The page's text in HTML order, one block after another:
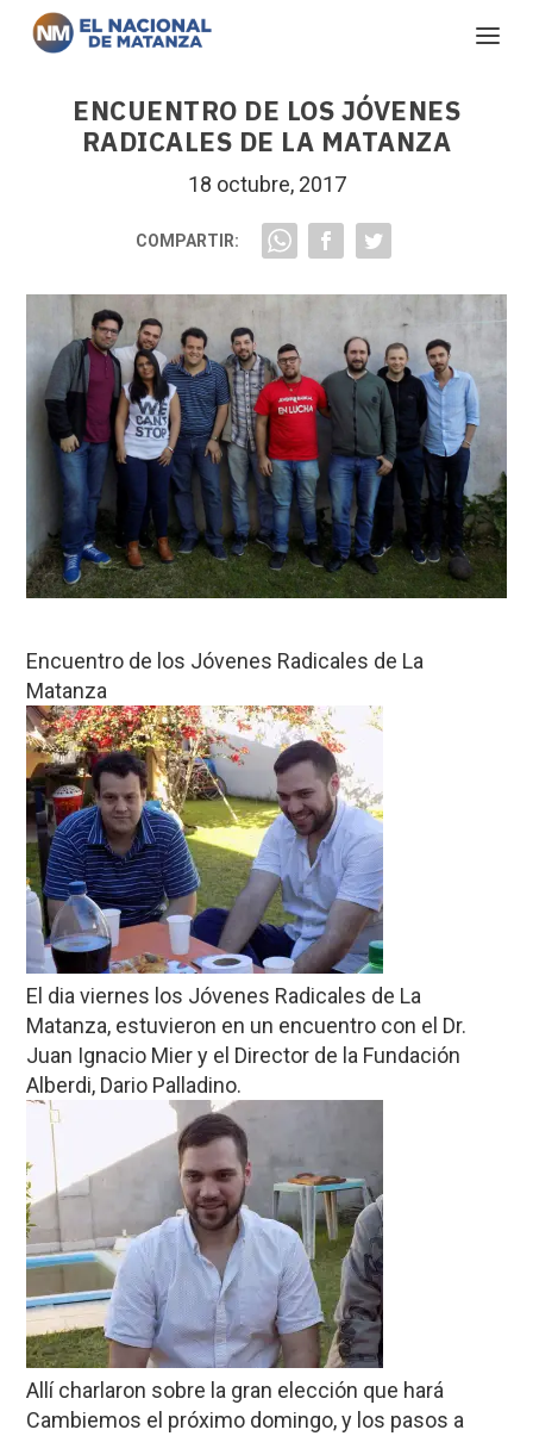
ENCUENTRO DE LOS JÓVENES
RADICALES DE LA MATANZA
18 octubre, 2017
COMPARTIR:
Encuentro de los Jóvenes Radicales de La
Matanza
El dia viernes los Jóvenes Radicales de La
Matanza, estuvieron en un encuentro con el Dr.
Juan Ignacio Mier y el Director de la Fundación
Alberdi, Dario Palladino.
Allí charlaron sobre la gran elección que hará
Cambiemos el próximo domingo, y los pasos a